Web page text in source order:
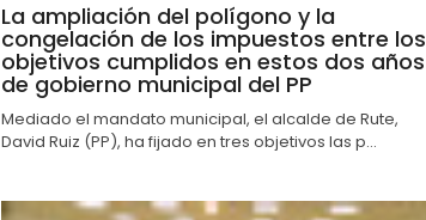
La ampliación del polígono y la
congelación de los impuestos entre los
objetivos cumplidos en estos dos años
de gobierno municipal del PP
Mediado el mandato municipal, el alcalde de Rute,
David Ruiz (PP), ha fijado en tres objetivos las p...